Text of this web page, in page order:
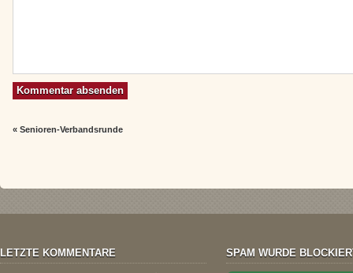
«Senioren-Verbandsrunde
LETZTE KOMMENTARE SPAM WURDE